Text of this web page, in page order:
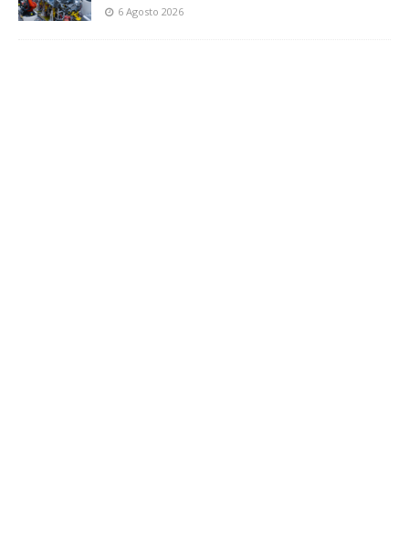
6 Agosto 2026